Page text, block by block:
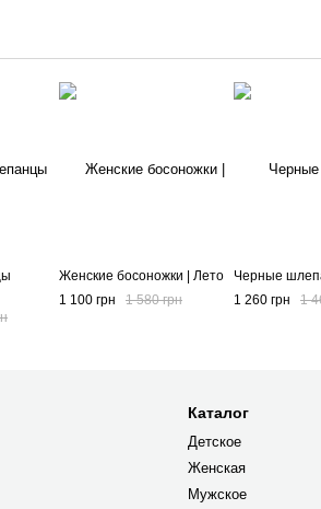
Женские босоножки | Лето
1 100 грн
1 580 грн
Черные
1 260 грн
1
Каталог
Детское
Женская
Мужское